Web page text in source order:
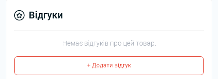
Відгуки
Немає відгуків про цей товар.
+ Додати відгук